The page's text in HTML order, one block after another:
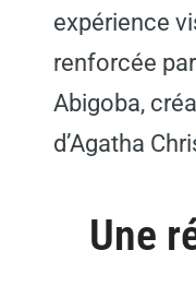
expérience
renforcée
Abigoba,
d’Agatha
Une